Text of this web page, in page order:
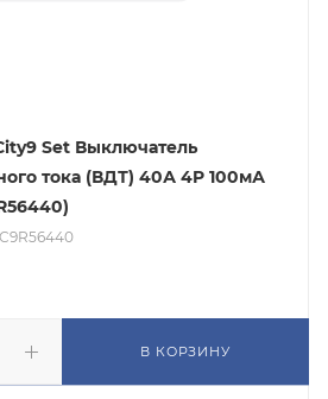
Set Выключатель
тока (ВДТ) 40А 4P 100мА
В КОРЗИНУ